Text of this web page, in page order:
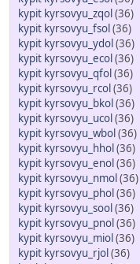
kypit kyrsovyu_zqol(36)
kypit kyrsovyu_fsol(36)
kypit kyrsovyu_ydol(36)
kypit kyrsovyu_ecol(36)
kypit kyrsovyu_qfol(36)
kypit kyrsovyu_rcol(36)
kypit kyrsovyu_bkol(36)
kypit kyrsovyu_ucol(36)
kypit kyrsovyu_wbol(36)
kypit kyrsovyu_hhol(36)
kypit kyrsovyu_enol(36)
kypit kyrsovyu_nmol(36)
kypit kyrsovyu_phol(36)
kypit kyrsovyu_sool(36)
kypit kyrsovyu_pnol(36)
kypit kyrsovyu_miol(36)
kypit kyrsovyu_rjol(36)